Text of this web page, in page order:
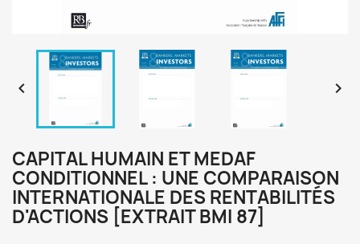
 
CAPITAL HUMAIN ET MEDAF
CONDITIONNEL : UNE COMPARAISON
INTERNATIONALE DES RENTABILITÉS
D'ACTIONS [EXTRAIT BMI 87]